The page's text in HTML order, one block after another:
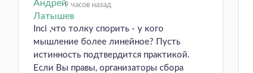
9 часов назад
Inci ,что толку спорить - у кого
мышление более линейное? Пусть
истинность подтвердится практикой.
Если Вы правы, организаторы сбора